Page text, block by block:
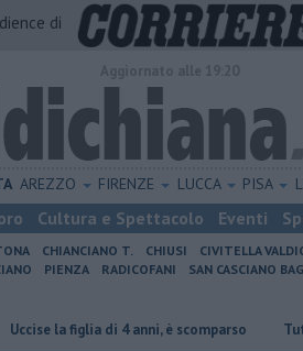
di
AREZZO FIRENZE LUCCA PISA
Cultura e Spettacolo Eventi
CHIANCIANO T. CHIUSI CIVITELLA
PIENZA RADICOFANI SAN CASCIANO
figlia di 4 anni, è scomparso ​Tutte le